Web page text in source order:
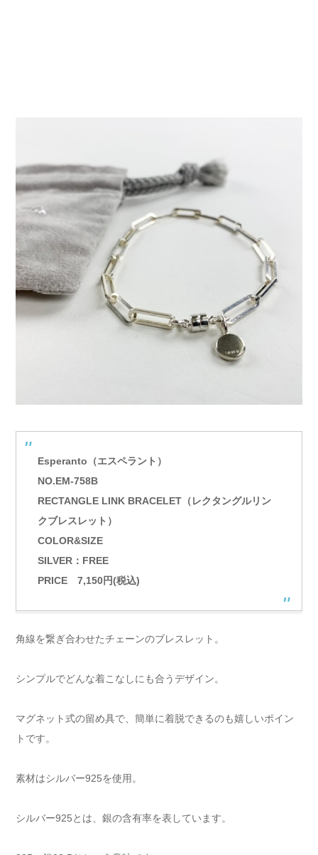
Esperanto（エスペラント）
NO.EM-758B
RECTANGLE LINK BRACELET（レクタングルリン
クブレスレット）
COLOR&SIZE
SILVER：FREE
PRICE 7,150円(税込)
角線を繋ぎ合わせたチェーンのブレスレット。
シンプルでどんな着こなしにも合うデザイン。
マグネット式の留め具で、簡単に着脱できるのも嬉しいポイン
トです。
素材はシルバー925を使用。
シルバー925とは、銀の含有率を表しています。